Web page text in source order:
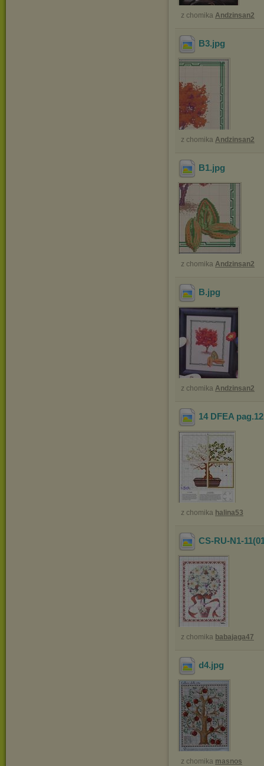
z chomika Andzinsan2
B3.jpg
z chomika Andzinsan2
B1.jpg
z chomika Andzinsan2
B.jpg
z chomika Andzinsan2
14 DFEA pag.12
z chomika halina53
CS-RU-N1-
z chomika babajaga47
d4.jpg
z chomika masnos